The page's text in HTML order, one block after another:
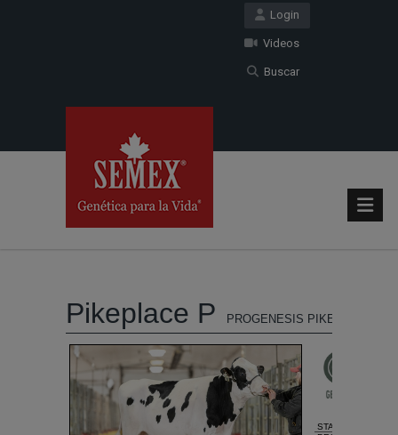
Login
Videos
Buscar